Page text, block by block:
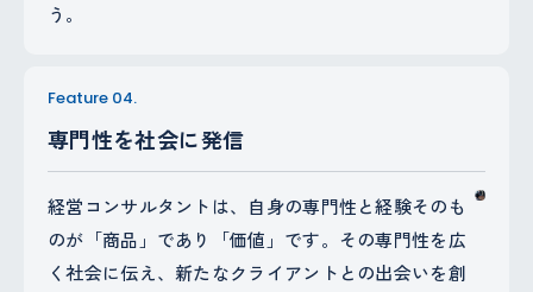
う。
Feature 04.
専門性を社会に発信
経営コンサルタントは、自身の専門性と経験そのも
のが「商品」であり「価値」です。その専門性を広
く社会に伝え、新たなクライアントとの出会いを創